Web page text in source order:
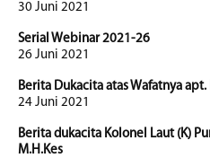
30 Juni 2021
Serial Webinar 2021-26
26 Juni 2021
Berita Dukacita atas Wafatnya apt.
24 Juni 2021
Berita dukacita Kolonel Laut (K)
M.H.Kes